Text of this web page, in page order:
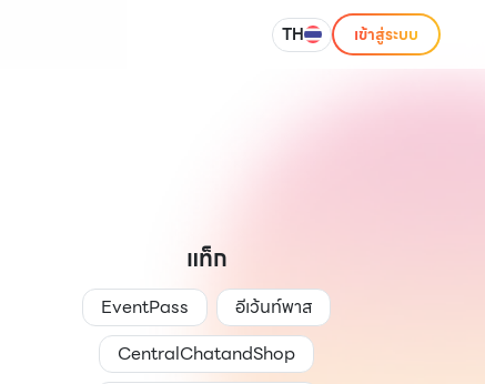
TH เข้าสู่ระบบ
แท็ก
EventPass
อีเว้นท์พาส
CentralChatandShop